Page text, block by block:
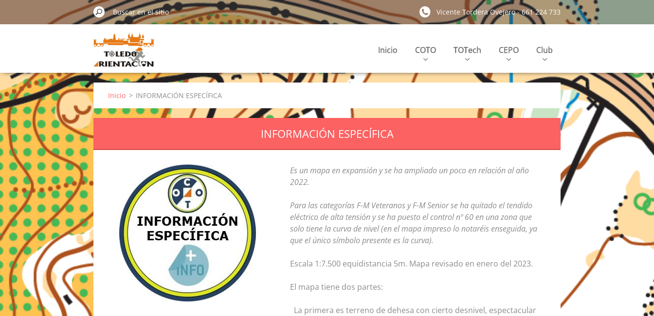
Vicente Tordera Ovejero - 661 224 733
Inicio COTO TOTech CEPO Club
Inicio > INFORMACIÓN ESPECÍFICA
INFORMACIÓN ESPECÍFICA
Es un mapa en expansión y se ha ampliado un poco en relación al año
2022.
Para las categorías F-M Veteranos y F-M Senior se ha quitado el tendido
eléctrico de alta tensión y se ha puesto el control nº 60 en una zona que
solo tiene la curva de nivel (en el mapa impreso lo notaréis enseguida, ya
que el único símbolo presente es la curva).
Escala 1:7.500 equidistancia 5m. Mapa revisado en enero del 2023.
El mapa tiene dos partes:
La primera es terreno de dehesa con cierto desnivel, espectacular